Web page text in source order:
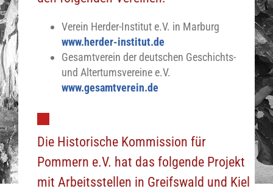
Verein Herder-Institut e.V. in Marburg
www.herder-institut.de
Gesamtverein der deutschen Geschichts-
und Altertumsvereine e.V.
www.gesamtverein.de
Die Historische Kommission für
Pommern e.V. hat das folgende Projekt
mit Arbeitsstellen in Greifswald und Kiel